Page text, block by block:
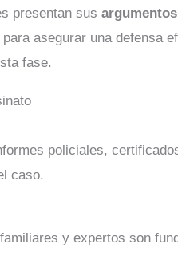
presentan sus
asegurar una defensa
fase.
policiales,
caso.
y expertos son